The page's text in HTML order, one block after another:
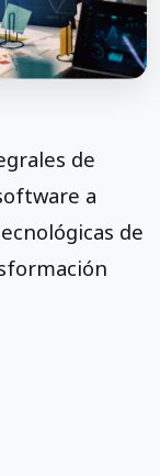
de
a
de